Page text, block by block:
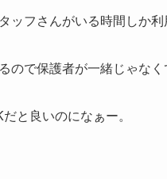
フさんがいる時間しか利
で保護者が一緒じゃなく
と良いのになぁー。